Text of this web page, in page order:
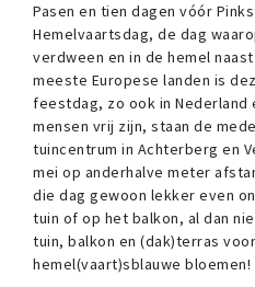
Pasen en tien dagen vóór
Hemelvaartsdag, de dag
verdween en in de hemel
meeste Europese landen is
feestdag, zo ook in Nederland
mensen vrij zijn, staan de
tuincentrum in Achterberg en
mei op anderhalve meter
die dag gewoon lekker even
tuin of op het balkon, al dan
tuin, balkon en (dak)terras
hemel(vaart)sblauwe bloemen!